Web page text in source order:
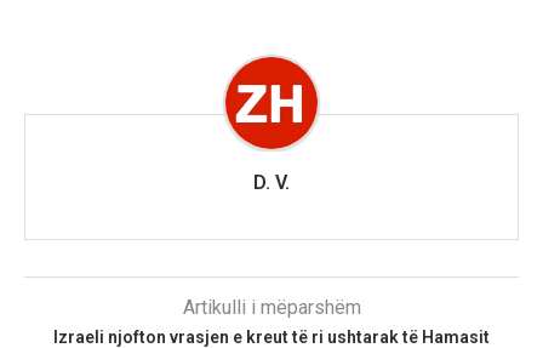
D. V.
Artikulli i mëparshëm
Izraeli njofton vrasjen e kreut të ri ushtarak të Hamasit